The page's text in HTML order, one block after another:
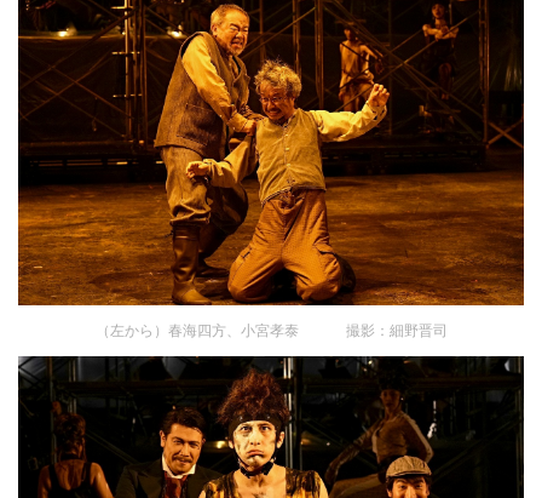
（左から）春海四方、小宮孝泰 撮影：細野晋司